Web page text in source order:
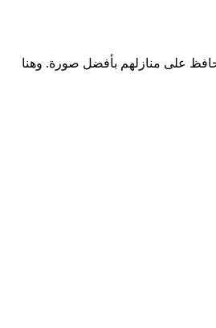
على منازلهم بأفضل صورة. وهنا